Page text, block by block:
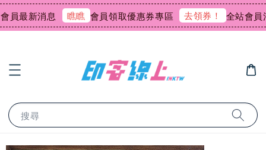
最新消息 瞧瞧 會員領取優惠券專區 去領券！ 全站會員消
搜尋